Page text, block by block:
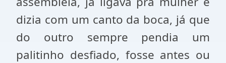
dizia com um canto da boca, já que
do outro sempre pendia um
palitinho desfiado, fosse antes ou